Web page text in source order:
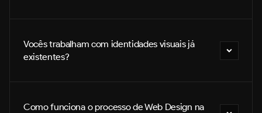
Vocês trabalham com identidades visuais já
existentes?
Como funciona o processo de Web Design na